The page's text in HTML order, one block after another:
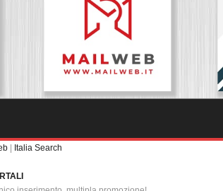
| Italia Search